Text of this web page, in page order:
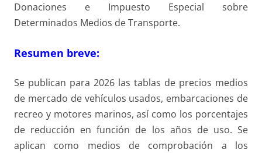
Donaciones e Impuesto Especial sobre
Determinados Medios de Transporte.
Resumen breve:
Se publican para 2026 las tablas de precios medios
de mercado de vehículos usados, embarcaciones de
recreo y motores marinos, así como los porcentajes
de reducción en función de los años de uso. Se
aplican como medios de comprobación a los